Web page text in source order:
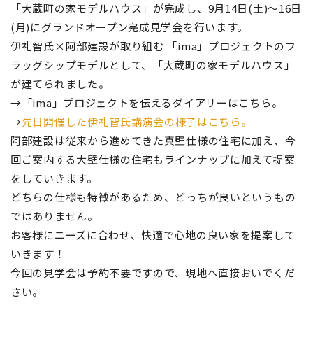
「大蔵町の家モデルハウス」が完成し、9月14日(土)～16日
(月)にグランドオープン完成見学会を行います。
伊礼智氏×阿部建設が取り組む 「ima」プロジェクトのフ
ラッグシップモデルとして、「大蔵町の家モデルハウス」
が建てられました。
→「ima」プロジェクトを伝えるダイアリーはこちら。
→先日開催した伊礼智氏講演会の様子はこちら。
阿部建設は従来から進めてきた真壁仕様の住宅に加え、今
回ご案内する大壁仕様の住宅もラインナップに加えて提案
をしていきます。
どちらの仕様も特徴があるため、どっちが良いというもの
ではありません。
お客様にニーズに合わせ、快適で心地の良い家を提案して
いきます！
今回の見学会は予約不要ですので、現地へ直接おいでくだ
さい。